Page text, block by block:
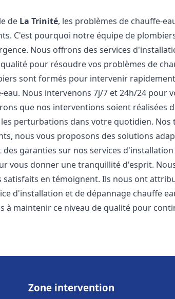
de La Trinité, les problèmes de chauffe-
C'est pourquoi notre équipe de
Nous offrons des services
pour résoudre vos problèmes de
sont formés pour intervenir
eau. Nous intervenons 7j/7 et 24h/24 pour
que nos interventions soient réalisées
perturbations dans votre quotidien.
nous vous proposons des solutions
des garanties sur nos services
vous donner une tranquillité d'esprit.
satisfaits en témoignent. Ils nous ont
d'installation et de dépannage chauffe
à maintenir ce niveau de qualité pour
Zone intervention